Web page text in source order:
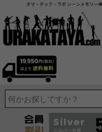
タマ・テック・ラボ シーンメモリー